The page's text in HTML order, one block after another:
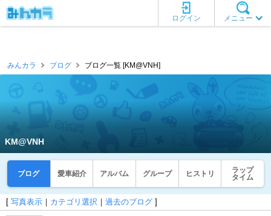
メニュー
ログイン
みんカラ ブログ ブログ一覧 [KM@VNH]
KM@VNH
ブログ 愛車紹介 アルバム グループ ヒストリ
ラップ
タイム
[ 写真表示 ｜ カテゴリ選択 ｜ 過去のブログ ]